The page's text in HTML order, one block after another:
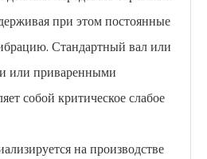
при этом постоянные
Стандартный вал или
или приваренными
собой критическое слабое
на производстве